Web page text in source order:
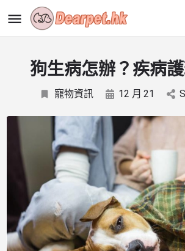
狗生病怎辦？疾病
寵物資訊 12 月 21